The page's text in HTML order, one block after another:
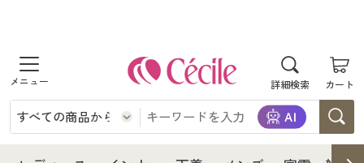
詳細検索 カート
商品を探す
レディース
インナー・下着
レディース
レディース通販すべて
レディースファッション
インナー・下着
インナー・下着通販すべて
メンズ